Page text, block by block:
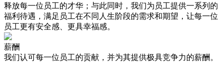
释放每一位员工的才华；与此同时，我们为员工提供一系列的
福利待遇，满足员工在不同人生阶段的需求和期望，让每一位
员工更有安全感、更具幸福感。
薪酬
我们认可每一位员工的贡献，并为其提供极具竞争力的薪酬。